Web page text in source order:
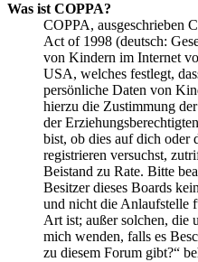
Was ist COPPA?
COPPA, ausgeschrieben
Act of 1998 (deutsch:
von Kindern im Internet
USA, welches festlegt,
persönliche Daten von
hierzu die Zustimmung
der
bist, ob dies auf dich oder
registrieren versuchst,
Beistand zu Rate. Bitte
Besitzer dieses Boards
und nicht die Anlaufstelle
Art ist; außer solchen, die
mich wenden, falls es
zu diesem Forum gibt?“